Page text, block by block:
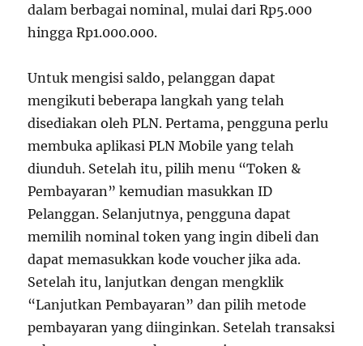
dalam berbagai nominal, mulai dari Rp5.000
hingga Rp1.000.000.
Untuk mengisi saldo, pelanggan dapat
mengikuti beberapa langkah yang telah
disediakan oleh PLN. Pertama, pengguna perlu
membuka aplikasi PLN Mobile yang telah
diunduh. Setelah itu, pilih menu “Token &
Pembayaran” kemudian masukkan ID
Pelanggan. Selanjutnya, pengguna dapat
memilih nominal token yang ingin dibeli dan
dapat memasukkan kode voucher jika ada.
Setelah itu, lanjutkan dengan mengklik
“Lanjutkan Pembayaran” dan pilih metode
pembayaran yang diinginkan. Setelah transaksi